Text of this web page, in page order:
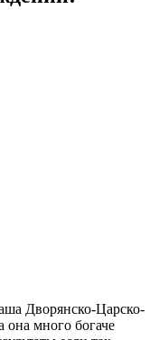
Дворянско-Царско-
она много богаче